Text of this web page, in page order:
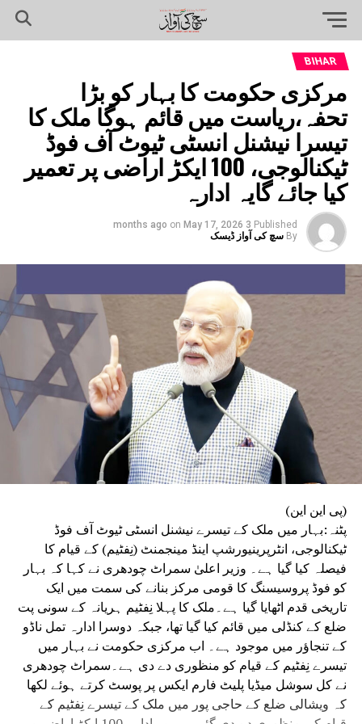
BIHAR
مرکزی حکومت کا بہار کو بڑا
تحفہ،ریاست میں قائم ہوگا ملک کا
تیسرا نیشنل انسٹی ٹیوٹ آف فوڈ
ٹیکنالوجی، 100 ایکڑ اراضی پر تعمیر
کیا جائے گایہ ادارہ
Published
3 months ago
on May 17, 2026
By سچ کی آواز ڈیسک
(پی این این)
پٹنہ:بہار میں ملک کے تیسرے نیشنل انسٹی ٹیوٹ آف فوڈ
ٹیکنالوجی، انٹرپرینیورشپ اینڈ مینجمنٹ (نِفٹیم) کے قیام کا
فیصلہ کیا گیا ہے۔ وزیر اعلیٰ سمراٹ چودھری نے کہا کہ بہار
کو فوڈ پروسیسنگ کا قومی مرکز بنانے کی سمت میں ایک
تاریخی قدم اٹھایا گیا ہے۔ملک کا پہلا نِفٹیم ہریانہ کے سونی پت
ضلع کے کنڈلی میں قائم کیا گیا تھا، جبکہ دوسرا ادارہ تمل ناڈو
کے تنجاؤر میں موجود ہے۔ اب مرکزی حکومت نے بہار میں
تیسرے نِفٹیم کے قیام کو منظوری دے دی ہے۔سمراٹ چودھری
نے کل سوشل میڈیا پلیٹ فارم ایکس پر پوسٹ کرتے ہوئے لکھا
کہ ویشالی ضلع کے حاجی پور میں ملک کے تیسرے نِفٹیم کے